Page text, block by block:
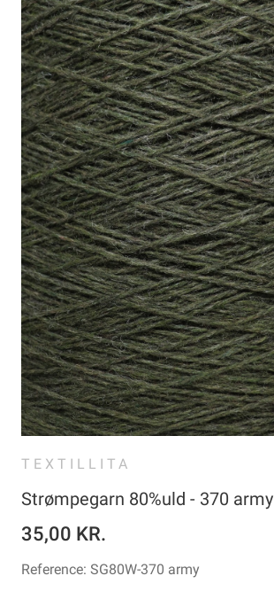
TEXTILLITA
Strømpegarn 80%uld - 370 army
35,00 KR.
Reference: SG80W-370 army